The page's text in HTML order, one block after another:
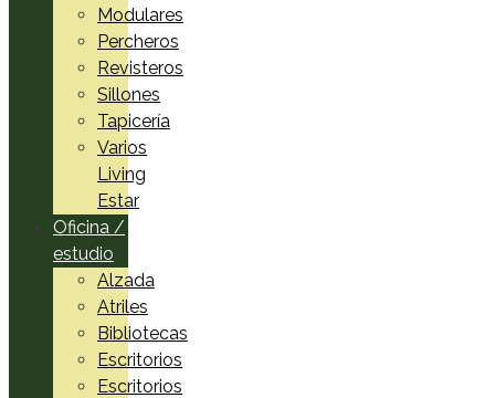
Modulares
Percheros
Revisteros
Sillones
Tapicería
Varios
Living
Estar
Oficina /
estudio
Alzada
Atriles
Bibliotecas
Escritorios
Escritorios